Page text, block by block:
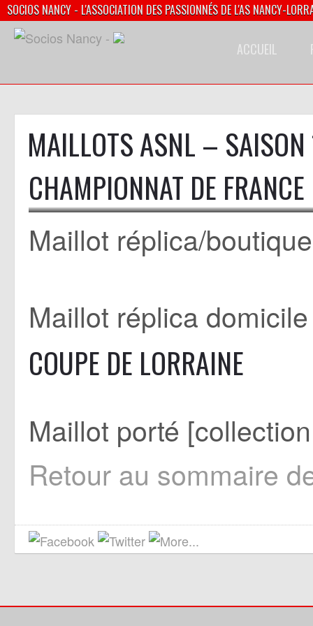
SOCIOS NANCY - L'ASSOCIATION DES PASSIONNÉS DE L'AS NANCY-
ACCUEIL
MAILLOTS ASNL –
CHAMPIONNAT DE
Maillot extérieur porté/préparé
Maillot réplica/boutique
Maillot réplica domicile
COUPE DE LORRAINE
Maillot porté
Retour au sommaire